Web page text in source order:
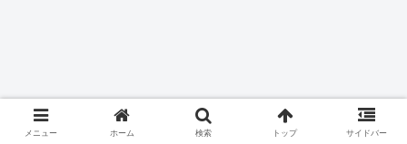
メニュー ホーム 検索 トップ サイドバー